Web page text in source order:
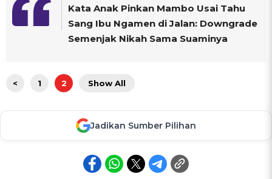
Kata Anak Pinkan Mambo Usai Tahu
Sang Ibu Ngamen di Jalan: Downgrade
Semenjak Nikah Sama Suaminya
< 1 2 Show All
Jadikan Sumber Pilihan